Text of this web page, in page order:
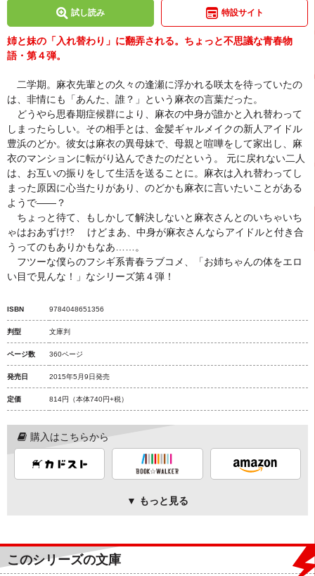
試し読み 特設サイト
姉と妹の「入れ替わり」に翻弄される。ちょっと不思議な青春物
語・第４弾。
二学期。麻衣先輩との久々の逢瀬に浮かれる咲太を待っていたの
は、非情にも「あんた、誰？」という麻衣の言葉だった。
どうやら思春期症候群により、麻衣の中身が誰かと入れ替わって
しまったらしい。その相手とは、金髪ギャルメイクの新人アイドル
豊浜のどか。彼女は麻衣の異母妹で、母親と喧嘩をして家出し、麻
衣のマンションに転がり込んできたのだという。 元に戻れない二人
は、お互いの振りをして生活を送ることに。麻衣は入れ替わってし
まった原因に心当たりがあり、のどかも麻衣に言いたいことがある
ようで――？
ちょっと待て、もしかして解決しないと麻衣さんとのいちゃいち
ゃはおあずけ!? けどまあ、中身が麻衣さんならアイドルと付き合
うってのもありかもなあ……。
フツーな僕らのフシギ系青春ラブコメ、「お姉ちゃんの体をエロ
い目で見んな！」なシリーズ第４弾！
ISBN 9784048651356
判型 文庫判
ページ数 360ページ
発売日 2015年5月9日発売
定価 814円 （本体740円+税）
購入はこちらから
▼ もっと見る
このシリーズの文庫